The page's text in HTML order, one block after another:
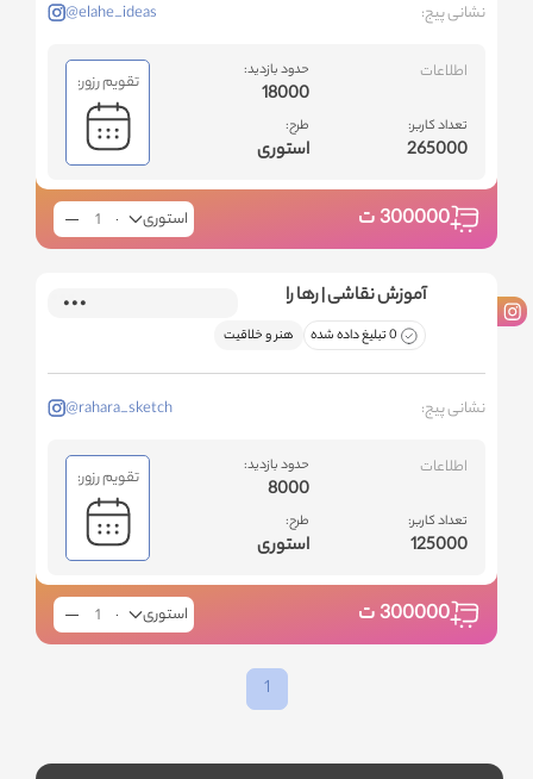
نشانی پیج: @elahe_ideas
اطلاعات
تعداد کاربر:
265000
حدود بازدید:
18000
طرح:
استوری
تقویم رزور:
300000ت استوری
آموزش نقاشی | رها را
0 تبلیغ داده شده هنر و خلاقیت
نشانی پیج: @rahara_sketch
اطلاعات
تعداد کاربر:
125000
حدود بازدید:
8000
طرح:
استوری
تقویم رزور:
300000ت استوری
1